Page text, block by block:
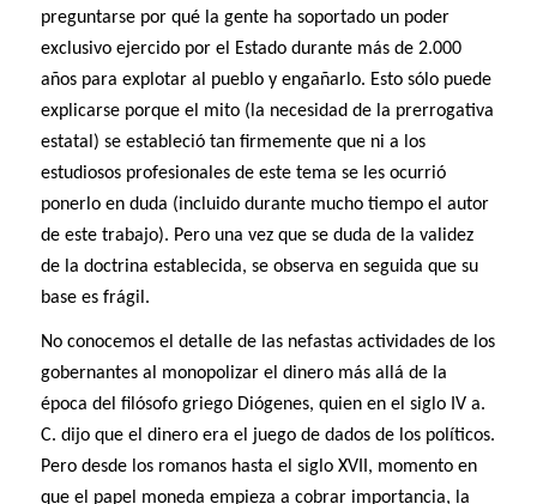
preguntarse por qué la gente ha soportado un poder
exclusivo ejercido por el Estado durante más de 2.000
años para explotar al pueblo y engañarlo. Esto sólo puede
explicarse porque el mito (la necesidad de la prerrogativa
estatal) se estableció tan firmemente que ni a los
estudiosos profesionales de este tema se les ocurrió
ponerlo en duda (incluido durante mucho tiempo el autor
de este trabajo). Pero una vez que se duda de la validez
de la doctrina establecida, se observa en seguida que su
base es frágil.
No conocemos el detalle de las nefastas actividades de los
gobernantes al monopolizar el dinero más allá de la
época del filósofo griego Diógenes, quien en el siglo IV a.
C. dijo que el dinero era el juego de dados de los políticos.
Pero desde los romanos hasta el siglo XVII, momento en
que el papel moneda empieza a cobrar importancia, la